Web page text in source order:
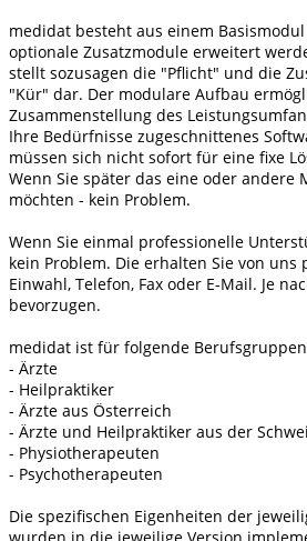
medidat besteht aus einem
optionale Zusatzmodule erweitert
stellt sozusagen die "Pflicht" und die
"Kür" dar. Der modulare Aufbau
Zusammenstellung des
Ihre Bedürfnisse zugeschnittenes
müssen sich nicht sofort für eine fixe
Wenn Sie später das eine oder andere
möchten - kein Problem.
Wenn Sie einmal professionelle
kein Problem. Die erhalten Sie von uns
Einwahl, Telefon, Fax oder E-Mail. Je
bevorzugen.
medidat ist für folgende
- Ärzte
- Heilpraktiker
- Ärzte aus Österreich
- Ärzte und Heilpraktiker aus der
- Physiotherapeuten
- Psychotherapeuten
Die spezifischen Eigenheiten der